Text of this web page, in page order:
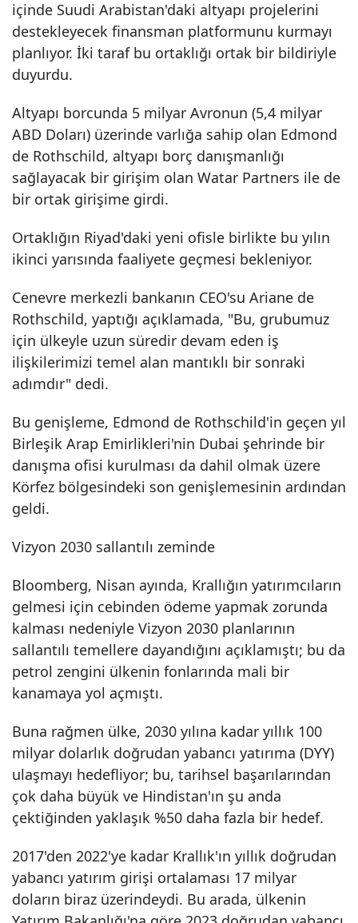
içinde Suudi Arabistan'daki altyapı projelerini
destekleyecek finansman platformunu kurmayı
planlıyor. İki taraf bu ortaklığı ortak bir bildiriyle
duyurdu.
Altyapı borcunda 5 milyar Avronun (5,4 milyar
ABD Doları) üzerinde varlığa sahip olan Edmond
de Rothschild, altyapı borç danışmanlığı
sağlayacak bir girişim olan Watar Partners ile de
bir ortak girişime girdi.
Ortaklığın Riyad'daki yeni ofisle birlikte bu yılın
ikinci yarısında faaliyete geçmesi bekleniyor.
Cenevre merkezli bankanın CEO'su Ariane de
Rothschild, yaptığı açıklamada, "Bu, grubumuz
için ülkeyle uzun süredir devam eden iş
ilişkilerimizi temel alan mantıklı bir sonraki
adımdır" dedi.
Bu genişleme, Edmond de Rothschild'in geçen yıl
Birleşik Arap Emirlikleri'nin Dubai şehrinde bir
danışma ofisi kurulması da dahil olmak üzere
Körfez bölgesindeki son genişlemesinin ardından
geldi.
Vizyon 2030 sallantılı zeminde
Bloomberg, Nisan ayında, Krallığın yatırımcıların
gelmesi için cebinden ödeme yapmak zorunda
kalması nedeniyle Vizyon 2030 planlarının
sallantılı temellere dayandığını açıklamıştı; bu da
petrol zengini ülkenin fonlarında mali bir
kanamaya yol açmıştı.
Buna rağmen ülke, 2030 yılına kadar yıllık 100
milyar dolarlık doğrudan yabancı yatırıma (DYY)
ulaşmayı hedefliyor; bu, tarihsel başarılarından
çok daha büyük ve Hindistan'ın şu anda
çektiğinden yaklaşık %50 daha fazla bir hedef.
2017'den 2022'ye kadar Krallık'ın yıllık doğrudan
yabancı yatırım girişi ortalaması 17 milyar
doların biraz üzerindeydi. Bu arada, ülkenin